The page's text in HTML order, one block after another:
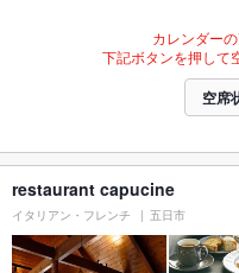
カレンダー
下記ボタンを押して
空席
restaurant capucine
イタリアン・フレンチ 五日市